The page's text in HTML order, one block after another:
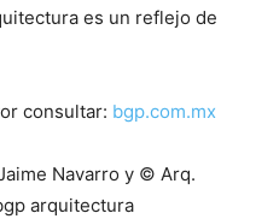
es un reflejo de
consultar: bgp.com.mx
Navarro y © Arq.
arquitectura